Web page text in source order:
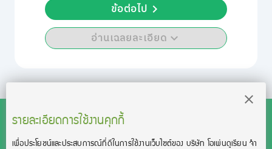
อ่านเฉลยละเอียด
ข้อต่อไป
รายละเอียดการใช้งานคุกกี้
เพื่อประโยชน์และประสบการณ์ที่ดีในการใช้งานเว็บไซต์ของ บริษัท โอเพ่นดูเรียน จํา